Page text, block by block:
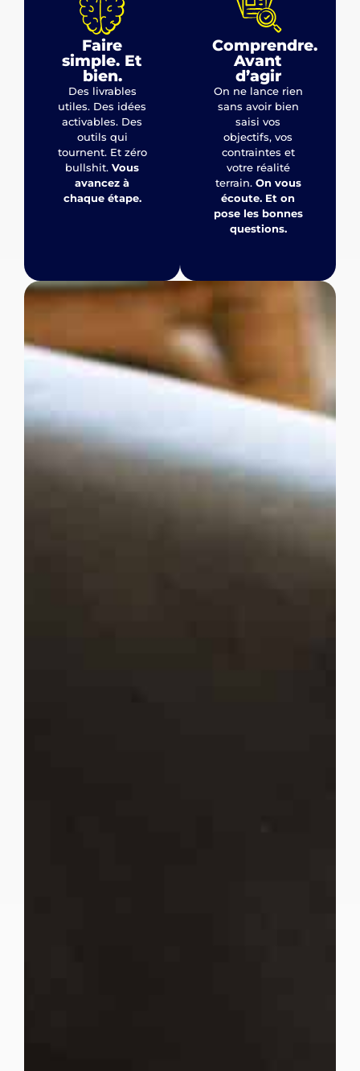
Faire
simple. Et
bien.​
Des livrables
utiles. Des idées
activables. Des
outils qui
tournent. Et zéro
bullshit. Vous
avancez à
chaque étape.
Comprendre.
Avant
d’agir
On ne lance rien
sans avoir bien
saisi vos
objectifs, vos
contraintes et
votre réalité
terrain. On vous
écoute. Et on
pose les bonnes
questions.